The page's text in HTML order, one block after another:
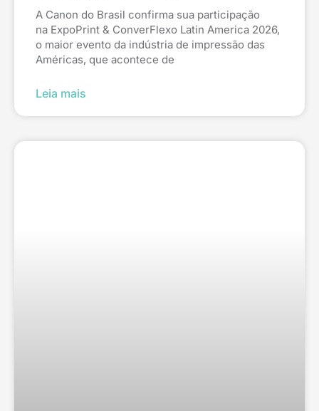
A Canon do Brasil confirma sua participação
na ExpoPrint & ConverFlexo Latin America 2026,
o maior evento da indústria de impressão das
Américas, que acontece de
Leia mais